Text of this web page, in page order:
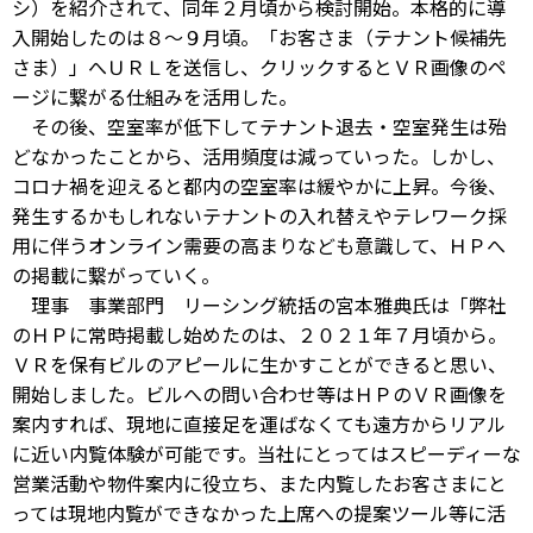
シ）を紹介されて、同年２月頃から検討開始。本格的に導
入開始したのは８～９月頃。「お客さま（テナント候補先
さま）」へＵＲＬを送信し、クリックするとＶＲ画像のペ
ージに繋がる仕組みを活用した。
その後、空室率が低下してテナント退去・空室発生は殆
どなかったことから、活用頻度は減っていった。しかし、
コロナ禍を迎えると都内の空室率は緩やかに上昇。今後、
発生するかもしれないテナントの入れ替えやテレワーク採
用に伴うオンライン需要の高まりなども意識して、ＨＰへ
の掲載に繋がっていく。
理事 事業部門 リーシング統括の宮本雅典氏は「弊社
のＨＰに常時掲載し始めたのは、２０２１年７月頃から。
ＶＲを保有ビルのアピールに生かすことができると思い、
開始しました。ビルへの問い合わせ等はＨＰのＶＲ画像を
案内すれば、現地に直接足を運ばなくても遠方からリアル
に近い内覧体験が可能です。当社にとってはスピーディーな
営業活動や物件案内に役立ち、また内覧したお客さまにと
っては現地内覧ができなかった上席への提案ツール等に活